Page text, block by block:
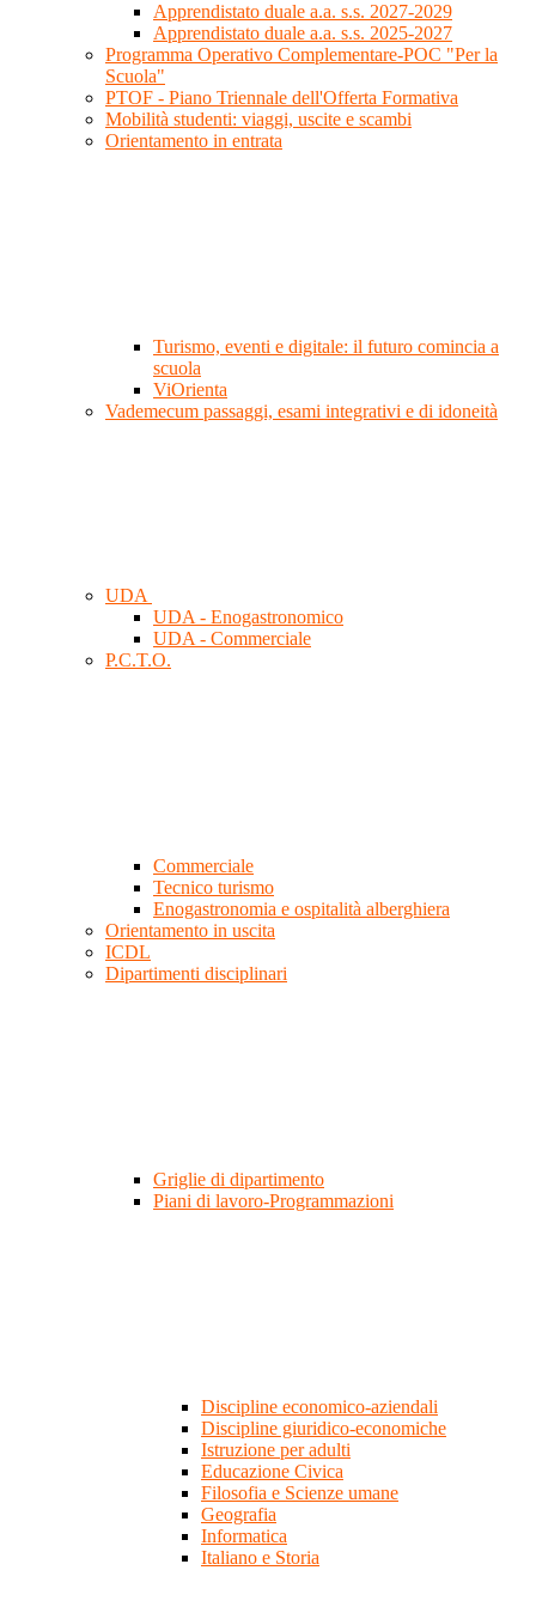
Apprendistato duale a.a. s.s. 2027-2029
Apprendistato duale a.a. s.s. 2025-2027
Programma Operativo Complementare-POC "Per la
Scuola"
PTOF - Piano Triennale dell'Offerta Formativa
Mobilità studenti: viaggi, uscite e scambi
Orientamento in entrata
Turismo, eventi e digitale: il futuro comincia a
scuola
ViOrienta
Vademecum passaggi, esami integrativi e di idoneità
UDA
UDA - Enogastronomico
UDA - Commerciale
P.C.T.O.
Commerciale
Tecnico turismo
Enogastronomia e ospitalità alberghiera
Orientamento in uscita
ICDL
Dipartimenti disciplinari
Griglie di dipartimento
Piani di lavoro-Programmazioni
Discipline economico-aziendali
Discipline giuridico-economiche
Istruzione per adulti
Educazione Civica
Filosofia e Scienze umane
Geografia
Informatica
Italiano e Storia